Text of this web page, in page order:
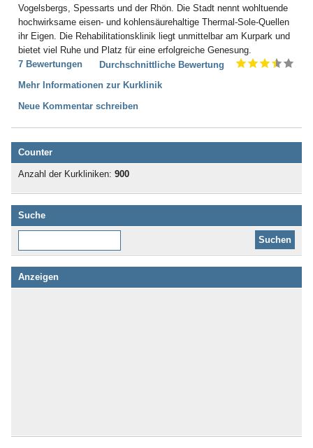
Vogelsbergs, Spessarts und der Rhön. Die Stadt nennt wohltuende
hochwirksame eisen- und kohlensäurehaltige Thermal-Sole-Quellen
ihr Eigen. Die Rehabilitationsklinik liegt unmittelbar am Kurpark und
bietet viel Ruhe und Platz für eine erfolgreiche Genesung.
7 Bewertungen
Durchschnittliche Bewertung
Mehr Informationen zur Kurklinik
Neue Kommentar schreiben
Counter
Anzahl der Kurkliniken: 900
Suche
Anzeigen